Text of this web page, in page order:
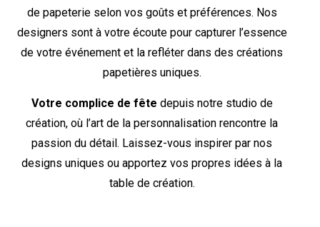
de papeterie selon vos goûts et préférences. Nos
designers sont à votre écoute pour capturer l’essence
de votre événement et la refléter dans des créations
papetières uniques.
Votre complice de fête depuis notre studio de
création, où l’art de la personnalisation rencontre la
passion du détail. Laissez-vous inspirer par nos
designs uniques ou apportez vos propres idées à la
table de création.